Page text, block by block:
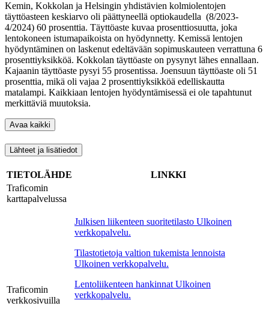
Kemin, Kokkolan ja Helsingin yhdistävien kolmiolentojen
täyttöasteen keskiarvo oli päättyneellä optiokaudella (8/2023-
4/2024) 60 prosenttia. Täyttöaste kuvaa prosenttiosuutta, joka
lentokoneen istumapaikoista on hyödynnetty. Kemissä lentojen
hyödyntäminen on laskenut edeltävään sopimuskauteen verrattuna 6
prosenttiyksikköä. Kokkolan täyttöaste on pysynyt lähes ennallaan.
Kajaanin täyttöaste pysyi 55 prosentissa. Joensuun täyttöaste oli 51
prosenttia, mikä oli vajaa 2 prosenttiyksikköä edelliskautta
matalampi. Kaikkiaan lentojen hyödyntämisessä ei ole tapahtunut
merkittäviä muutoksia.
Avaa kaikki
Lähteet ja lisätiedot
TIETOLÄHDE
LINKKI
Traficomin
karttapalvelussa
Traficomin
verkkosivuilla
Julkisen liikenteen suoritetilasto Ulkoinen
verkkopalvelu.
Tilastotietoja valtion tukemista lennoista
Ulkoinen verkkopalvelu.
Lentoliikenteen hankinnat Ulkoinen
verkkopalvelu.